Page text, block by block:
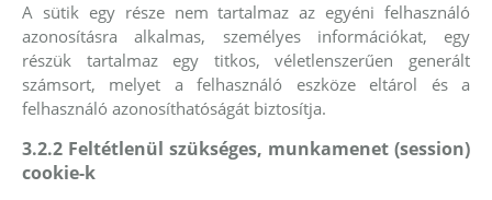
A sütik egy része nem tartalmaz az egyéni felhasználó
azonosításra alkalmas, személyes információkat, egy
részük tartalmaz egy titkos, véletlenszerűen generált
számsort, melyet a felhasználó eszköze eltárol és a
felhasználó azonosíthatóságát biztosítja.
3.2.2 Feltétlenül szükséges, munkamenet (session)
cookie-k